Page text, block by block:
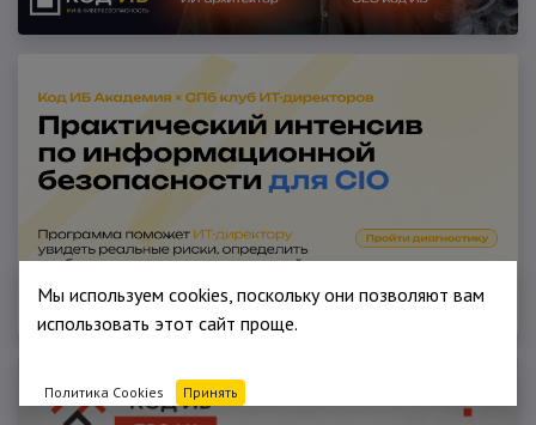
Мы используем cookies, поскольку они позволяют вам
использовать этот сайт проще.
Политика Cookies Принять